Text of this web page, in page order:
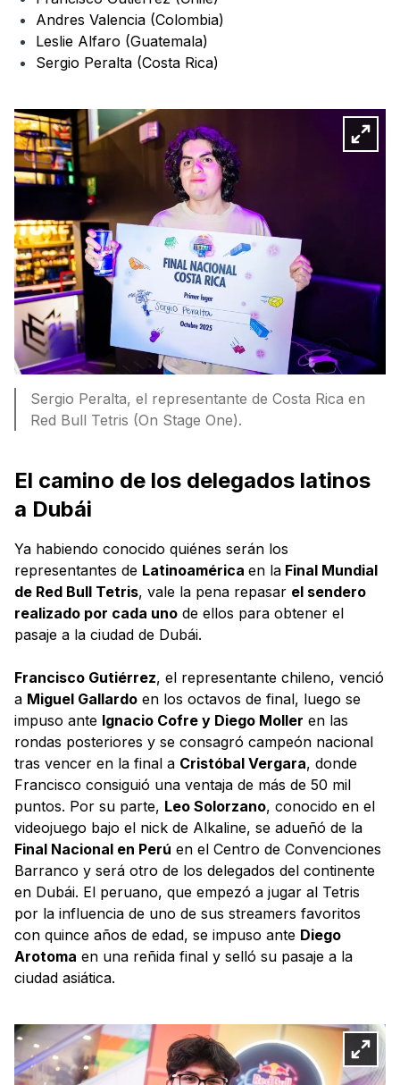
Andres Valencia (Colombia)
Leslie Alfaro (Guatemala)
Sergio Peralta (Costa Rica)
Sergio Peralta, el representante de Costa Rica en
Red Bull Tetris (On Stage One).
El camino de los delegados latinos
a Dubái
Ya habiendo conocido quiénes serán los
representantes de Latinoamérica en la Final Mundial
de Red Bull Tetris, vale la pena repasar el sendero
realizado por cada uno de ellos para obtener el
pasaje a la ciudad de Dubái.
Francisco Gutiérrez, el representante chileno, venció
a Miguel Gallardo en los octavos de final, luego se
impuso ante Ignacio Cofre y Diego Moller en las
rondas posteriores y se consagró campeón nacional
tras vencer en la final a Cristóbal Vergara, donde
Francisco consiguió una ventaja de más de 50 mil
puntos. Por su parte, Leo Solorzano, conocido en el
videojuego bajo el nick de Alkaline, se adueñó de la
Final Nacional en Perú en el Centro de Convenciones
Barranco y será otro de los delegados del continente
en Dubái. El peruano, que empezó a jugar al Tetris
por la influencia de uno de sus streamers favoritos
con quince años de edad, se impuso ante Diego
Arotoma en una reñida final y selló su pasaje a la
ciudad asiática.